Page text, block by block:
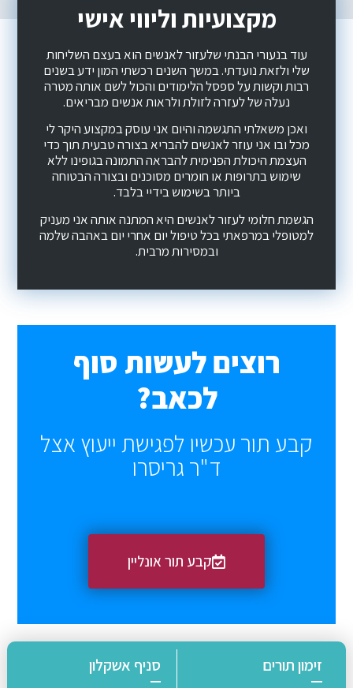
מקצועיות וליווי אישי​
עוד בנעורי הבנתי שלעזור לאנשים הוא בעצם השליחות
שלי ולזאת נועדתי. במשך השנים רכשתי המון ידע בשנים
רבות וקשות על ספסל הלימודים והכול לשם אותה מטרה
נעלה של לעזרה לזולת ולראות אנשים מבריאים.
ואכן משאלתי התגשמה והיום אני עוסק במקצוע היקר לי
מכל ובו אני עוזר לאנשים להבריא בצורה טבעית תוך כדי
העצמת היכולת הפנימית להבראה התמונה בגופינו ללא
שימוש בתרופות או חומרים מסוכנים ובצורה הבטוחה
ביותר בשימוש בידיי בלבד.
הגשמת חלומי לעזור לאנשים היא המתנה אותה אני מעניק
למטופלי במרפאתי בכל טיפול יום אחרי יום באהבה שלמה
ובמסירות מרבית.
רוצים לעשות סוף
לכאב?
קבע תור עכשיו לפגישת ייעוץ אצל
ד"ר גריסרו
קבע תור אונליין
זימון תורים סניף אשקלון